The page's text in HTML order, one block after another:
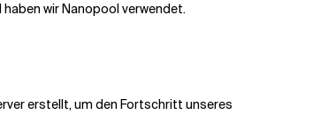
wir Nanopool verwendet.
erstellt, um den Fortschritt unseres